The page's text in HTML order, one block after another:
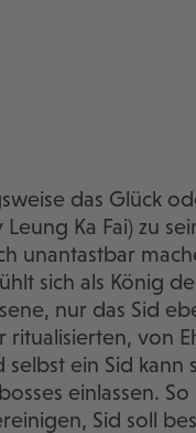
das Glück
Ka Fai) zu
unantastbar
sich als König
nur das Sid
von
ein Sid kann
einlassen.
Sid soll